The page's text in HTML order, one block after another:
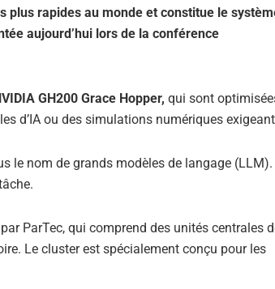
plus rapides au monde et constitue le
aujourd’hui lors de la conférence
GH200 Grace Hopper, qui sont
d’IA ou des simulations numériques
le nom de grands modèles de langage (LLM).
ParTec, qui comprend des unités centrales
Le cluster est spécialement conçu pour les